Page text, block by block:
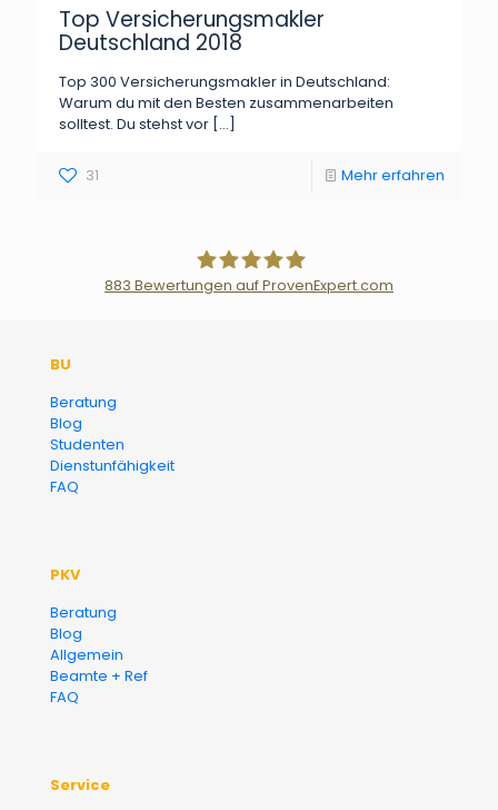
Top Versicherungsmakler
Deutschland 2018
Top 300 Versicherungsmakler in Deutschland:
Warum du mit den Besten zusammenarbeiten
solltest. Du stehst vor […]
31 Mehr erfahren
883 Bewertungen auf ProvenExpert.com
BU
Beratung
Blog
Studenten
Dienstunfähigkeit
FAQ
PKV
Beratung
Blog
Allgemein
Beamte + Ref
FAQ
Service